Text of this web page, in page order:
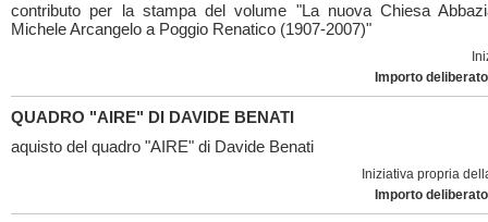
contributo per la stampa del volume "La nuova Chiesa
Michele Arcangelo a Poggio Renatico (1907-2007)"
Importo
QUADRO "AIRE" DI DAVIDE BENATI
aquisto del quadro "AIRE" di Davide Benati
Iniziativa propria
Importo